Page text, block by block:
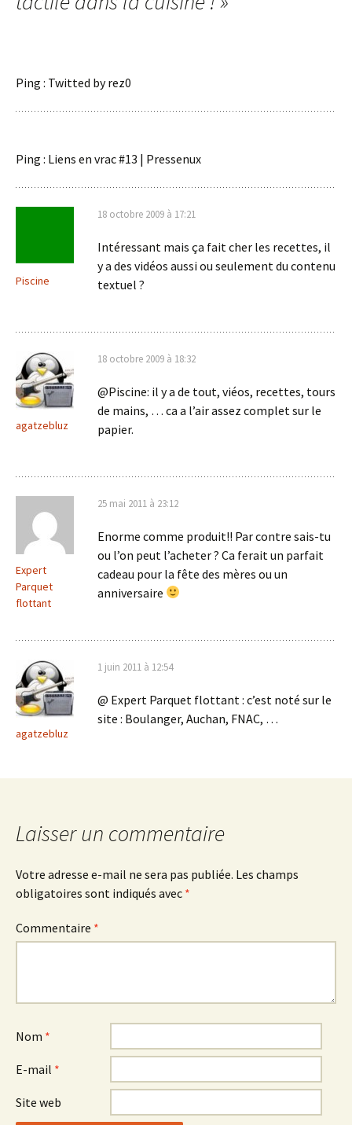
Ping : Twitted by rez0
Ping : Liens en vrac #13 | Pressenux
Piscine
18 octobre 2009 à 17:21
Intéressant mais ça fait cher les recettes, il
y a des vidéos aussi ou seulement du contenu
textuel ?
agatzebluz
18 octobre 2009 à 18:32
@Piscine: il y a de tout, viéos, recettes, tours
de mains, … ca a l’air assez complet sur le
papier.
Expert
Parquet
flottant
25 mai 2011 à 23:12
Enorme comme produit!! Par contre sais-tu
ou l’on peut l’acheter ? Ca ferait un parfait
cadeau pour la fête des mères ou un
anniversaire
agatzebluz
1 juin 2011 à 12:54
@ Expert Parquet flottant : c’est noté sur le
site : Boulanger, Auchan, FNAC, …
Laisser un commentaire
Votre adresse e-mail ne sera pas publiée. Les champs
obligatoires sont indiqués avec *
Commentaire *
Nom *
E-mail *
Site web